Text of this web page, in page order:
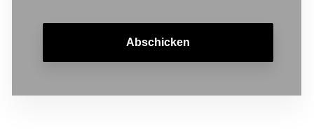
Abschicken